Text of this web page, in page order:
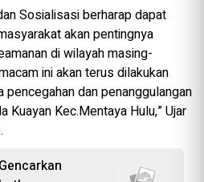
Sosialisasi berharap dapat
akan pentingnya
di wilayah masing-
ini akan terus dilakukan
pencegahan dan penanggulangan
Kuayan Kec.Mentaya Hulu,” Ujar